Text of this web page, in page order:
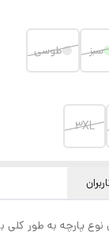
سبز
طوسی
3XL
نوع پارچه به طور کلی